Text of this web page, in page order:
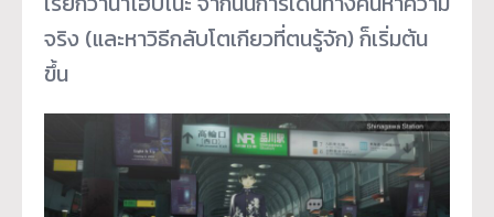
จริง (และหาวิธีกลับโตเกียวที่ตนรู้จัก) ก็เริ่มต้น
ขึ้น